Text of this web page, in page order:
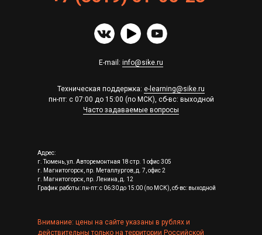
E-mail: info@sike.ru
Адрес:
г. Тюмень, ул. Авторемонтная 18 стр. 1 офис 305
г. Магнитогорск, пр. Металлургов, д. 7, офис 2
г. Магнитогорск, пр. Ленина, д. 12
График работы: пн-пт: с 06:30 до 15:00 (по МСК), сб-вс: выходной
Техническая поддержка: e-learning@sike.ru
пн-пт: с 07:00 до 15:00 (по МСК), сб-вс: выходной
Часто задаваемые вопросы
Внимание: цены на сайте указаны в рублях и
действительны только на территории Российской